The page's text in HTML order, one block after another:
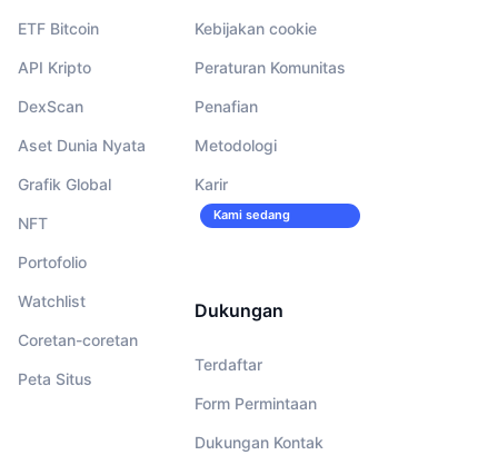
ETF Bitcoin
API Kripto
DexScan
Aset Dunia Nyata
Grafik Global
NFT
Portofolio
Watchlist
Coretan-coretan
Peta Situs
Kebijakan cookie
Peraturan Komunitas
Penafian
Metodologi
Karir
Kami sedang
Dukungan
Terdaftar
Form Permintaan
Dukungan Kontak